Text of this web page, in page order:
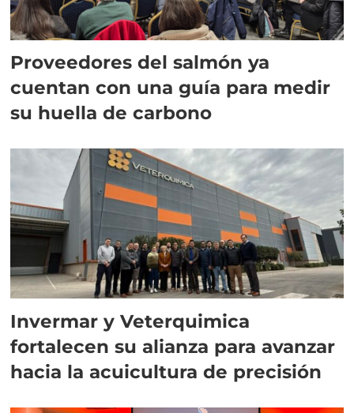
Proveedores del salmón ya
cuentan con una guía para medir
su huella de carbono
Invermar y Veterquimica
fortalecen su alianza para avanzar
hacia la acuicultura de precisión